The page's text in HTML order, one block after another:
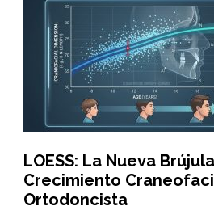
LOESS: La Nueva
Crecimiento
Ortodoncista